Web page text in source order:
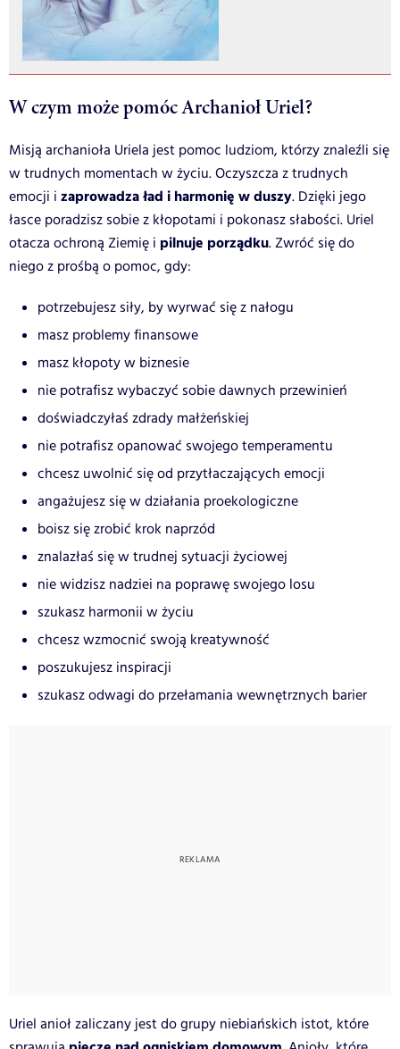
W czym może pomóc Archanioł Uriel?
Misją archanioła Uriela jest pomoc ludziom, którzy znaleźli się
w trudnych momentach w życiu. Oczyszcza z trudnych
emocji i zaprowadza ład i harmonię w duszy. Dzięki jego
łasce poradzisz sobie z kłopotami i pokonasz słabości. Uriel
otacza ochroną Ziemię i pilnuje porządku. Zwróć się do
niego z prośbą o pomoc, gdy:
potrzebujesz siły, by wyrwać się z nałogu
masz problemy finansowe
masz kłopoty w biznesie
nie potrafisz wybaczyć sobie dawnych przewinień
doświadczyłaś zdrady małżeńskiej
nie potrafisz opanować swojego temperamentu
chcesz uwolnić się od przytłaczających emocji
angażujesz się w działania proekologiczne
boisz się zrobić krok naprzód
znalazłaś się w trudnej sytuacji życiowej
nie widzisz nadziei na poprawę swojego losu
szukasz harmonii w życiu
chcesz wzmocnić swoją kreatywność
poszukujesz inspiracji
szukasz odwagi do przełamania wewnętrznych barier
Uriel anioł zaliczany jest do grupy niebiańskich istot, które